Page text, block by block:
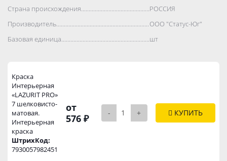
Страна происхождения..................................................................................
РОССИЯ
Производитель..................................................................................
ООО "Статус-Юг"
Базовая единица..................................................................................
шт
Краска
Интерьерная
«LAZURIT PRO»
7 шелковисто-
матовая.
Интерьерная
краска
ШтрихКод:
7930057982451
от
576 ₽
- + КУПИТЬ